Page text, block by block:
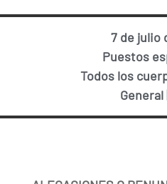
7 de julio
Puestos
Todos los
General